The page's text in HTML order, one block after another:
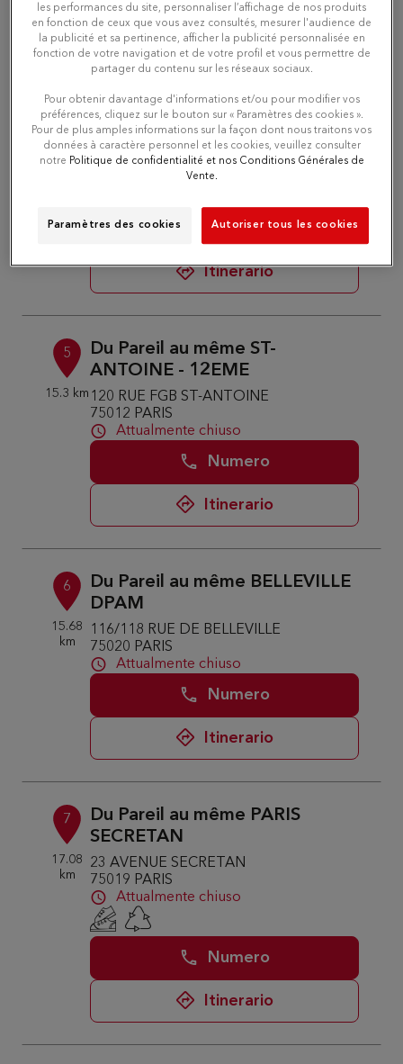
Itinerario
4
11.2 km
Du Pareil au même VINCENNES
29 RUE DU MIDI
94300 VINCENNES
Attualmente chiuso
Numero
Itinerario
5
15.3 km
Du Pareil au même ST-
ANTOINE - 12EME
120 RUE FGB ST-ANTOINE
75012 PARIS
Attualmente chiuso
Numero
Itinerario
6
15.68
km
Du Pareil au même BELLEVILLE
DPAM
116/118 RUE DE BELLEVILLE
75020 PARIS
Attualmente chiuso
Numero
Itinerario
7
17.08
km
Du Pareil au même PARIS
SECRETAN
23 AVENUE SECRETAN
75019 PARIS
Attualmente chiuso
Numero
Itinerario
les performances du site, personnaliser l’affichage de nos produits
en fonction de ceux que vous avez consultés, mesurer l'audience de
la publicité et sa pertinence, afficher la publicité personnalisée en
fonction de votre navigation et de votre profil et vous permettre de
partager du contenu sur les réseaux sociaux.
Pour obtenir davantage d'informations et/ou pour modifier vos
préférences, cliquez sur le bouton sur « Paramètres des cookies ».
Pour de plus amples informations sur la façon dont nous traitons vos
données à caractère personnel et les cookies, veuillez consulter
notre Politique de confidentialité et nos Conditions Générales de
Vente.
Paramètres des cookies Autoriser tous les cookies